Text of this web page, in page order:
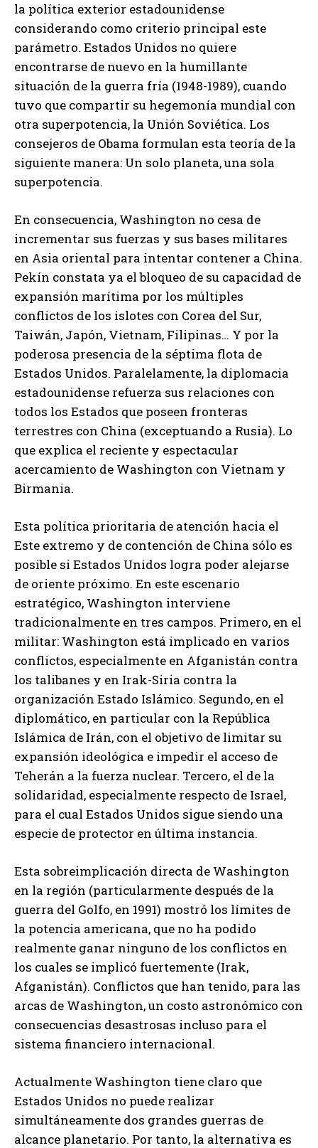
la política exterior estadounidense
considerando como criterio principal este
parámetro. Estados Unidos no quiere
encontrarse de nuevo en la humillante
situación de la guerra fría (1948-1989), cuando
tuvo que compartir su hegemonía mundial con
otra superpotencia, la Unión Soviética. Los
consejeros de Obama formulan esta teoría de la
siguiente manera: Un solo planeta, una sola
superpotencia.
En consecuencia, Washington no cesa de
incrementar sus fuerzas y sus bases militares
en Asia oriental para intentar contener a China.
Pekín constata ya el bloqueo de su capacidad de
expansión marítima por los múltiples
conflictos de los islotes con Corea del Sur,
Taiwán, Japón, Vietnam, Filipinas… Y por la
poderosa presencia de la séptima flota de
Estados Unidos. Paralelamente, la diplomacia
estadounidense refuerza sus relaciones con
todos los Estados que poseen fronteras
terrestres con China (exceptuando a Rusia). Lo
que explica el reciente y espectacular
acercamiento de Washington con Vietnam y
Birmania.
Esta política prioritaria de atención hacia el
Este extremo y de contención de China sólo es
posible si Estados Unidos logra poder alejarse
de oriente próximo. En este escenario
estratégico, Washington interviene
tradicionalmente en tres campos. Primero, en el
militar: Washington está implicado en varios
conflictos, especialmente en Afganistán contra
los talibanes y en Irak-Siria contra la
organización Estado Islámico. Segundo, en el
diplomático, en particular con la República
Islámica de Irán, con el objetivo de limitar su
expansión ideológica e impedir el acceso de
Teherán a la fuerza nuclear. Tercero, el de la
solidaridad, especialmente respecto de Israel,
para el cual Estados Unidos sigue siendo una
especie de protector en última instancia.
Esta sobreimplicación directa de Washington
en la región (particularmente después de la
guerra del Golfo, en 1991) mostró los límites de
la potencia americana, que no ha podido
realmente ganar ninguno de los conflictos en
los cuales se implicó fuertemente (Irak,
Afganistán). Conflictos que han tenido, para las
arcas de Washington, un costo astronómico con
consecuencias desastrosas incluso para el
sistema financiero internacional.
Actualmente Washington tiene claro que
Estados Unidos no puede realizar
simultáneamente dos grandes guerras de
alcance planetario. Por tanto, la alternativa es